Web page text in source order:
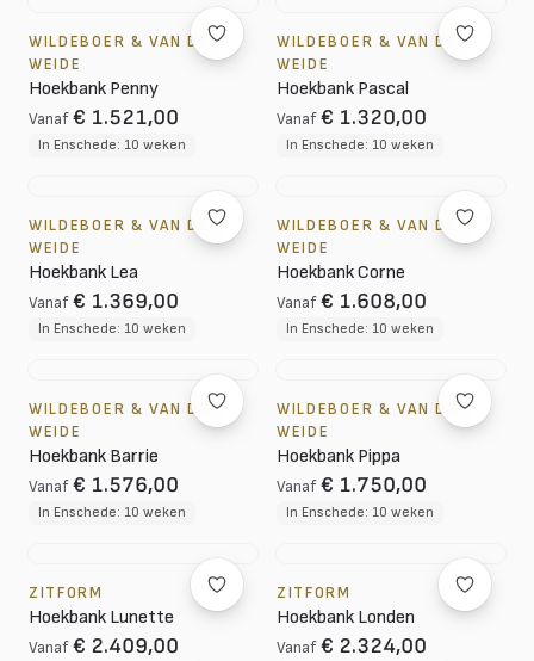
WILDEBOER & VAN DER
WEIDE
Hoekbank Penny
Vanaf € 1.521,00
In Enschede: 10 weken
WILDEBOER & VAN DER
WEIDE
Hoekbank Pascal
Vanaf € 1.320,00
In Enschede: 10 weken
WILDEBOER & VAN DER
WEIDE
Hoekbank Lea
Vanaf € 1.369,00
In Enschede: 10 weken
WILDEBOER & VAN DER
WEIDE
Hoekbank Corne
Vanaf € 1.608,00
In Enschede: 10 weken
WILDEBOER & VAN DER
WEIDE
Hoekbank Barrie
Vanaf € 1.576,00
In Enschede: 10 weken
WILDEBOER & VAN DER
WEIDE
Hoekbank Pippa
Vanaf € 1.750,00
In Enschede: 10 weken
ZITFORM
Hoekbank Lunette
Vanaf € 2.409,00
ZITFORM
Hoekbank Londen
Vanaf € 2.324,00